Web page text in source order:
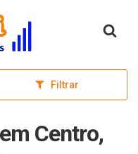
Filtrar
Centro,